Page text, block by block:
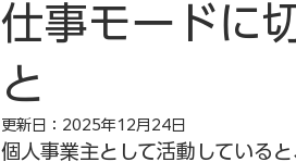
仕事モードに
と
更新日： 2025年12月24日
個人事業主として活動している